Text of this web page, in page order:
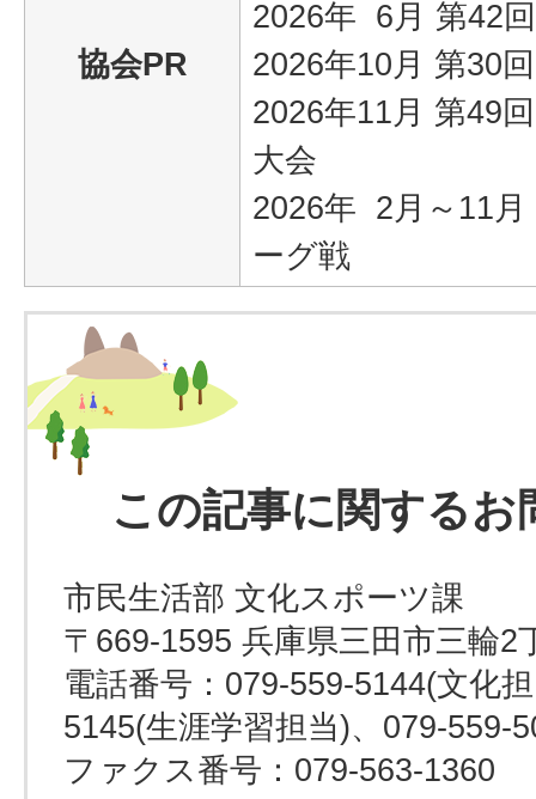
協会PR
2026年 6月 第42
2026年10月 第30
2026年11月 第49
大会
2026年 2月～11
ーグ戦
この記事に関するお
市民生活部 文化スポーツ課
〒669-1595 兵庫県三田市三輪2
電話番号：079-559-5144(文化
5145(生涯学習担当)、079-559-
ファクス番号：079-563-1360